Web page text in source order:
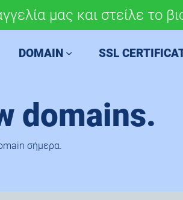
μας και στείλε το
ευρωπαϊκή σου πορεία
DOMAIN SSL
domains.
σήμερα.